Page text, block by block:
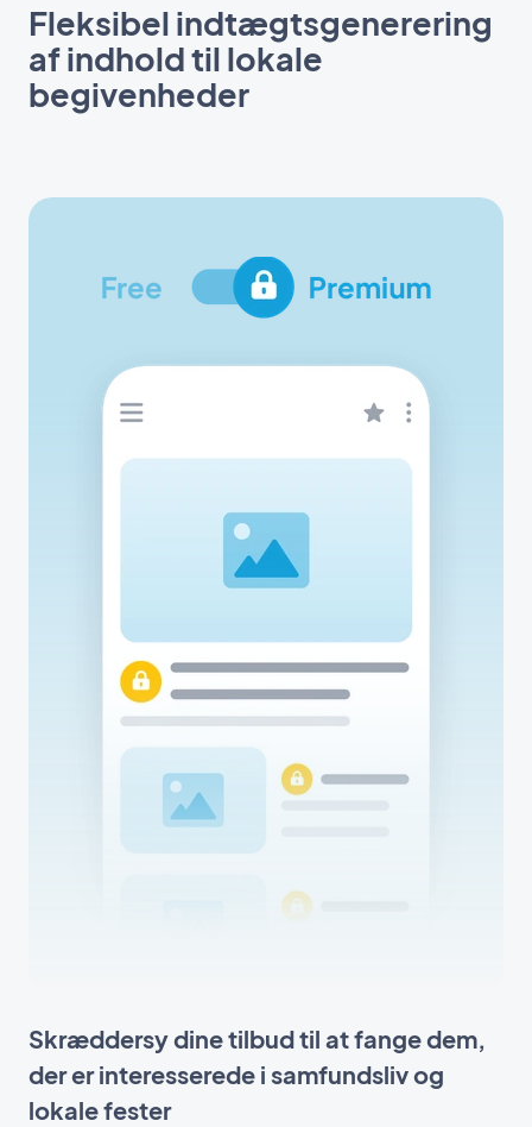
Fleksibel indtægtsgenerering
af indhold til lokale
begivenheder
Skræddersy dine tilbud til at fange dem,
der er interesserede i samfundsliv og
lokale fester